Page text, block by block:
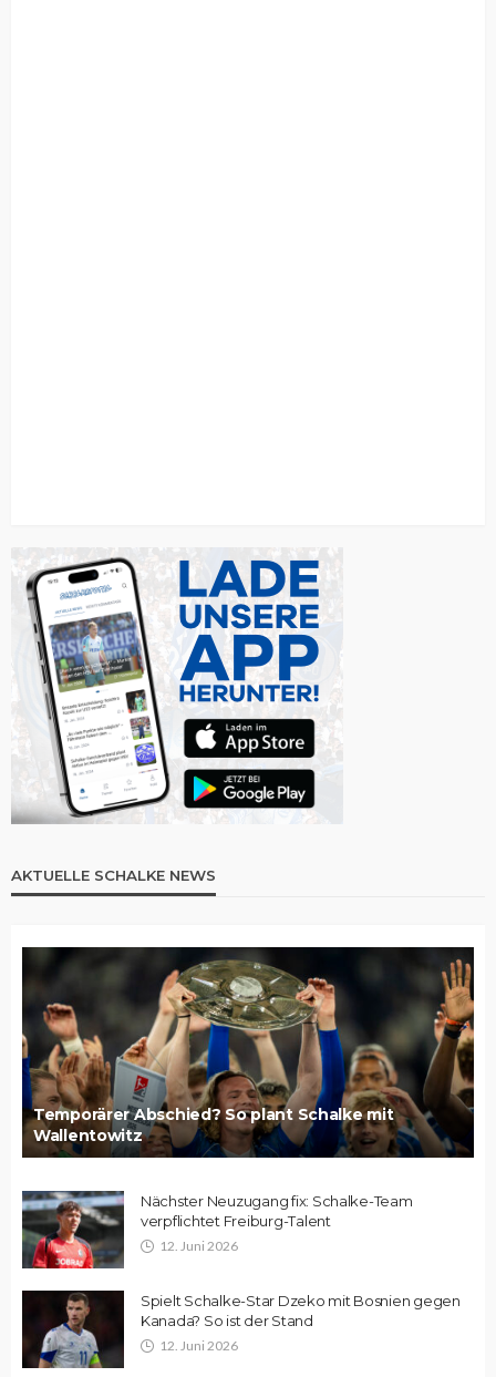
AKTUELLE SCHALKE NEWS
Temporärer Abschied? So plant Schalke mit
Wallentowitz
Nächster Neuzugang fix: Schalke-Team
verpflichtet Freiburg-Talent
12. Juni 2026
Spielt Schalke-Star Dzeko mit Bosnien gegen
Kanada? So ist der Stand
12. Juni 2026